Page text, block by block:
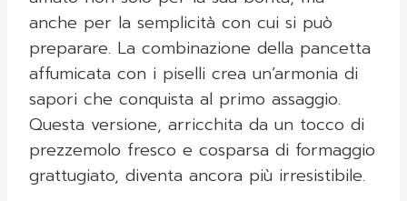
anche per la semplicità con cui si può
preparare. La combinazione della pancetta
affumicata con i piselli crea un’armonia di
sapori che conquista al primo assaggio.
Questa versione, arricchita da un tocco di
prezzemolo fresco e cosparsa di formaggio
grattugiato, diventa ancora più irresistibile.